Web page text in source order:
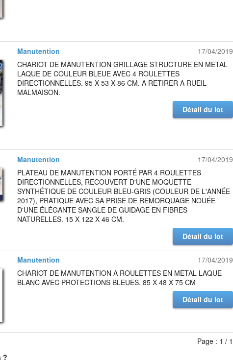
Manutention 17/04/2019
CHARIOT DE MANUTENTION GRILLAGE STRUCTURE EN METAL
LAQUE DE COULEUR BLEUE AVEC 4 ROULETTES
DIRECTIONNELLES. 95 X 53 X 86 CM. A RETIRER A RUEIL
MALMAISON.
Détail du lot
Manutention 17/04/2019
PLATEAU DE MANUTENTION PORTÉ PAR 4 ROULETTES
DIRECTIONNELLES, RECOUVERT D'UNE MOQUETTE
SYNTHÉTIQUE DE COULEUR BLEU-GRIS (COULEUR DE L'ANNÉE
2017), PRATIQUE AVEC SA PRISE DE REMORQUAGE NOUÉE
D'UNE ÉLÉGANTE SANGLE DE GUIDAGE EN FIBRES
NATURELLES. 15 X 122 X 46 CM.
Détail du lot
Manutention
17/04/2019
CHARIOT DE MANUTENTION A ROULETTES EN METAL LAQUE
BLANC AVEC PROTECTIONS BLEUES. 85 X 48 X 75 CM
Détail du lot
Page : 1 / 1
?